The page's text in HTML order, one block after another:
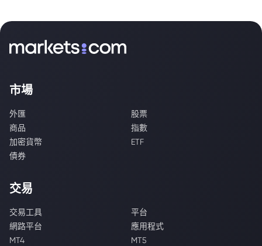
市場
外匯
股票
商品
指數
加密貨幣
ETF
債券
交易
交易工具
平台
網路平台
應用程式
MT4
MT5